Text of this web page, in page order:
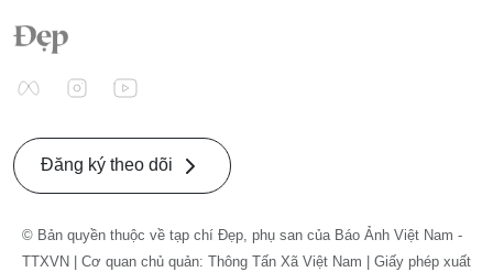
Đăng ký theo dõi
© Bản quyền thuộc về tạp chí Đẹp, phụ san của Báo Ảnh Việt Nam -
TTXVN | Cơ quan chủ quản: Thông Tấn Xã Việt Nam | Giấy phép xuất